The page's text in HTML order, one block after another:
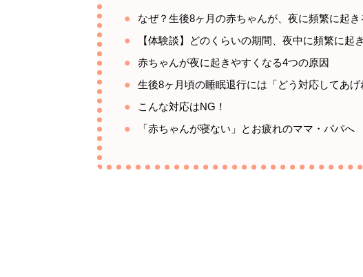
なぜ？生後8ヶ月の赤ちゃんが、夜に頻繁に起
【体験談】どのくらいの期間、夜中に頻繁に起
赤ちゃんが夜に起きやすくなる4つの原因
生後8ヶ月頃の睡眠退行には「どう対応してあげ
こんな対応はNG！
「赤ちゃんが寝ない」とお疲れのママ・パパへ